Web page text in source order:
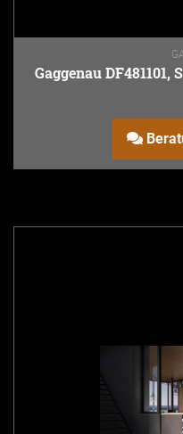
Gaggenau DF481101,